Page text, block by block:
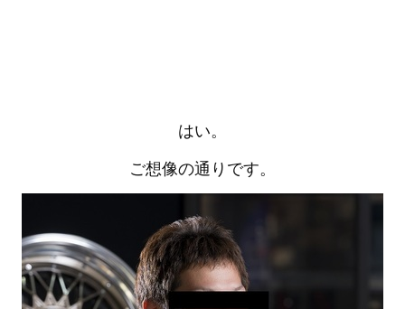
はい。
ご想像の通りです。